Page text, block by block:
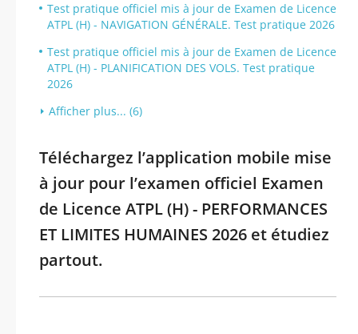
Test pratique officiel mis à jour de Examen de Licence
ATPL (H) - NAVIGATION GÉNÉRALE. Test pratique 2026
Test pratique officiel mis à jour de Examen de Licence
ATPL (H) - PLANIFICATION DES VOLS. Test pratique
2026
Afficher plus... (6)
Téléchargez l’application mobile mise
à jour pour l’examen officiel Examen
de Licence ATPL (H) - PERFORMANCES
ET LIMITES HUMAINES 2026 et étudiez
partout.